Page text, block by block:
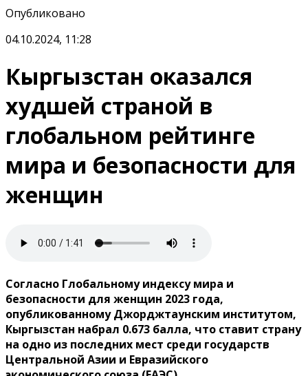
Опубликовано
04.10.2024, 11:28
Кыргызстан оказался
худшей страной в
глобальном рейтинге
мира и безопасности для
женщин
Согласно Глобальному индексу мира и
безопасности для женщин 2023 года,
опубликованному Джорджтаунским институтом,
Кыргызстан набрал 0.673 балла, что ставит страну
на одно из последних мест среди государств
Центральной Азии и Евразийского